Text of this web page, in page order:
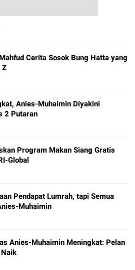
Cerita Sosok Bung Hatta yang
Z
Anies-Muhaimin Diyakini
2 Putaran
Program Makan Siang Gratis
Global
Pendapat Lumrah, tapi Semua
Muhaimin
Anies-Muhaimin Meningkat: Pelan